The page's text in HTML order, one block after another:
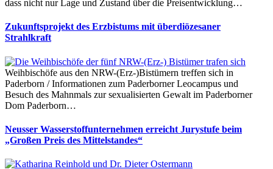
dass nicht nur Lage und Zustand über die Preisentwicklung…
Zukunftsprojekt des Erzbistums mit überdiözesaner
Strahlkraft
Weihbischöfe aus den NRW-(Erz-)Bistümern treffen sich in
Paderborn / Informationen zum Paderborner Leocampus und
Besuch des Mahnmals zur sexualisierten Gewalt im Paderborner
Dom Paderborn…
Neusser Wasserstoffunternehmen erreicht Jurystufe beim
„Großen Preis des Mittelstandes“